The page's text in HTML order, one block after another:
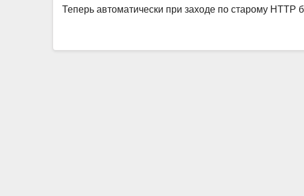
Теперь автоматически при заходе по старому HTTP